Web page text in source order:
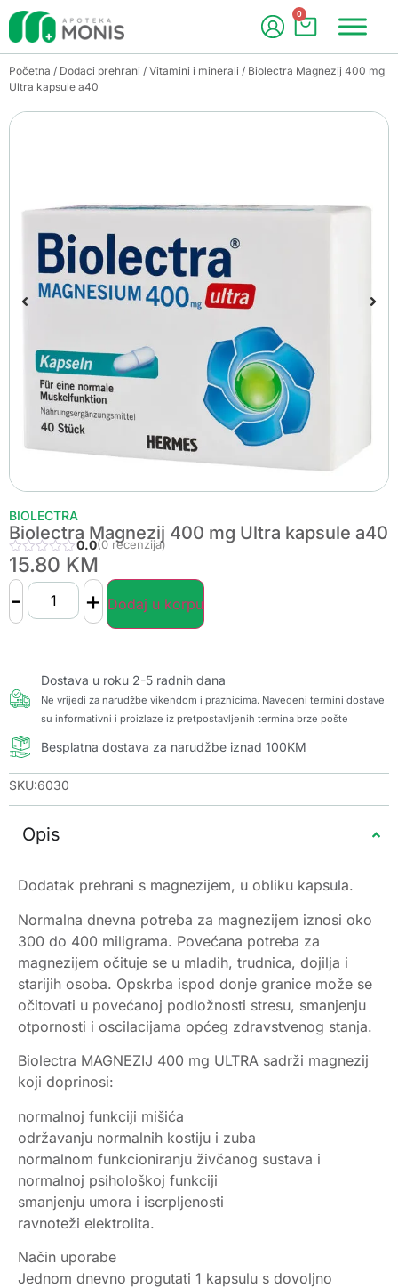
0
Početna / Dodaci prehrani / Vitamini i minerali / Biolectra Magnezij 400 mg
Ultra kapsule a40
BIOLECTRA
Biolectra Magnezij 400 mg Ultra kapsule a40
0.0(0 recenzija)
15.80 KM
- + Dodaj u korpu
Dostava u roku 2-5 radnih dana
Ne vrijedi za narudžbe vikendom i praznicima. Navedeni termini dostave
su informativni i proizlaze iz pretpostavljenih termina brze pošte
Besplatna dostava za narudžbe iznad 100KM
SKU:6030
Opis
Dodatak prehrani s magnezijem, u obliku kapsula.
Normalna dnevna potreba za magnezijem iznosi oko
300 do 400 miligrama. Povećana potreba za
magnezijem očituje se u mladih, trudnica, dojilja i
starijih osoba. Opskrba ispod donje granice može se
očitovati u povećanoj podložnosti stresu, smanjenju
otpornosti i oscilacijama općeg zdravstvenog stanja.
Biolectra MAGNEZIJ 400 mg ULTRA sadrži magnezij
koji doprinosi:
normalnoj funkciji mišića
održavanju normalnih kostiju i zuba
normalnom funkcioniranju živčanog sustava i
normalnoj psihološkoj funkciji
smanjenju umora i iscrpljenosti
ravnoteži elektrolita.
Način uporabe
Jednom dnevno progutati 1 kapsulu s dovoljno